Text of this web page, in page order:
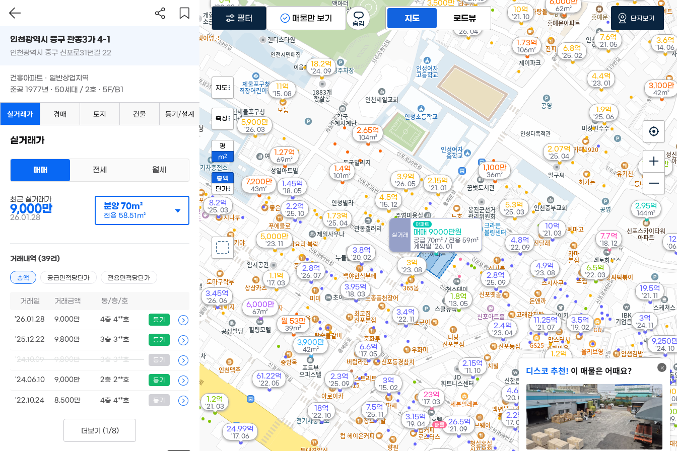
6,000만
62m²
2.8억
'26. 07
3.45억
'26. 06
1,100만
36m²
월 53만
39m²
2.95억
144m²
2.65억
104m²
3.9억
'26. 05
3,100만
42m²
4.1억
'26. 04
5,900만
'26. 03
실거래
아파트
매매 9000만원
공급 70m² / 전용 59m²
계약일 '26. 01
3,900만
42m²
26.5억
'21. 09
매물
7.5억
'25. 11
2.2억
'25. 10
2.3억
'25. 09
2.8억
'25. 09
2.67억
'25. 07
1.9억
'25. 06
1.73억
'25. 04
2.07억
'25. 04
5.3억
'25. 03
8.2억
'25. 03
1.4억
101m²
6.8억
'25. 02
3억
'24. 11
9,250
'24. 10
18.2억
'24. 09
5,000
'24.
7.2억
5,000만
'23. 11
4.9억
'23. 08
3억
'23. 08
6,000만
67m²
2.4억
'23. 04
1.73억
106m²
4.4억
'23. 01
7,200만
43m²
3.4억
'22. 11
18억
'22. 10
4.8억
'22. 09
5.8억
'22. 09
1.27억
69m²
61.22억
'22. 05
6.5억
'22. 03
19.5억
'21. 11
10억
'21. 10
11.25억
'21. 07
7.6억
'21. 05
3,500만
'21. 04
1.2억
'21. 03
10억
'21. 03
2.15억
'21. 01
'20. 09
4.6억
'20. 07
3.8억
'20. 02
1.2억
3.15억
'19. 04
3.5억
'19. 02
7.7억
'18. 12
1.45억
'18. 05
6억
3.95억
'18. 03
2.2억
'17. 09
24.99억
'17. 06
6.6억
'17. 05
1.1억
'17. 03
23억
'17. 03
4.5억
'15. 12
11억
'15. 08
2.97억
'15. 06
3억
'15. 02
3.6억
'14. 06
1.8억
'13. 05
2.15억
'11. 10
5.7억
'11. 09
1,000만
'11. 06
5,200만
'06. 08
디스코 추천! 이 매물은 어때요?
지도 로드뷰
지도
측정
평
m2
총액
단가
필터 매물만 보기 단지보기
인천광역시 중구 관동3가 4-1
인천광역시 중구 신포로31번길 22
건흥아파트 · 일반상업지역
준공 1977년 · 50세대 / 2호 · 5F/B1
실거래가 경매 토지 건물 등기/설계
실거래가
매매 전세 월세
최근 실거래가
9,000만
26.01.28
분양70m²
전용 58.51m²
거래내역 (39건)
총액 공급면적당단가 전용면적당단가
거래일 거래금액 동/층/호
'26.01.28 9,000만 4층 4**호 등기
'25.12.22 9,800만 3층 3**호 등기
'24.10.09 9,800만 3층 3**호 등기
'24.06.10 9,000만 2층 2**호 등기
'22.10.24 8,500만 4층 4**호 등기
더보기 (1/8)